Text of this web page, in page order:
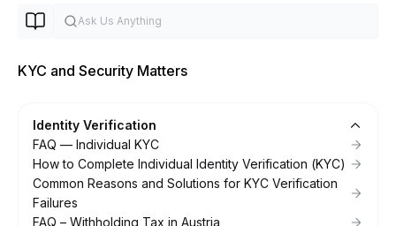
KYC and Security Matters
Identity Verification
FAQ — Individual KYC
How to Complete Individual Identity Verification (KYC)
Common Reasons and Solutions for KYC Verification
Failures
FAQ – Withholding Tax in Austria